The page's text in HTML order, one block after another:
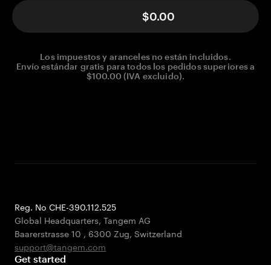
$0.00
Los impuestos y aranceles no están incluidos.
Envío estándar gratis para todos los pedidos superiores a
$100.00 (IVA excluido).
Reg. No CHE-390.112.525
Global Headquarters, Tangem AG
Baarerstrasse 10 , 6300 Zug, Switzerland
support@tangem.com
Get started